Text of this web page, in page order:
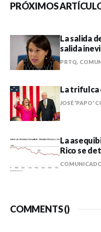
PRÓXIMOS
La salida
salida
PRTQ,
La trifulca
JOSÉ 'PAPO'
La
Rico se
COMMENTS ()